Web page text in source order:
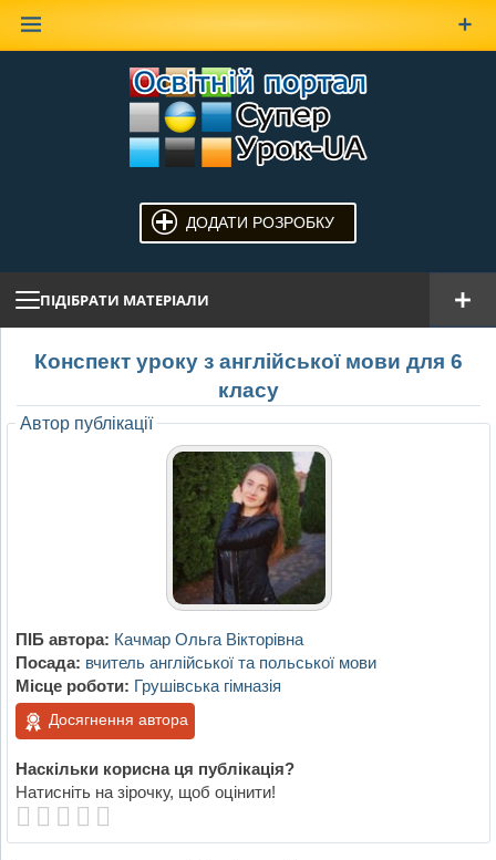
ДОДАТИ РОЗРОБКУ
ПІДІБРАТИ МАТЕРІАЛИ
Конспект уроку з англійської мови для 6
класу
Автор публікації
ПІБ автора: Качмар Ольга Вікторівна
Посада: вчитель англійської та польської мови
Місце роботи: Грушівська гімназія
Досягнення автора
Наскільки корисна ця публікація?
Натисніть на зірочку, щоб оцінити!